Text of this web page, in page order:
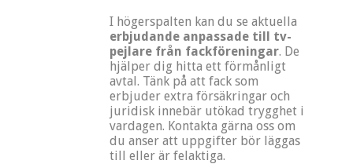
I högerspalten kan du se aktuella
erbjudande anpassade till tv-
pejlare från fackföreningar. De
hjälper dig hitta ett förmånligt
avtal. Tänk på att fack som
erbjuder extra försäkringar och
juridisk innebär utökad trygghet i
vardagen. Kontakta gärna oss om
du anser att uppgifter bör läggas
till eller är felaktiga.